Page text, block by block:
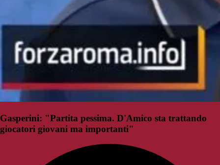
Gasperini: "Partita pessima. D'Amico sta trattando
giocatori giovani ma importanti"